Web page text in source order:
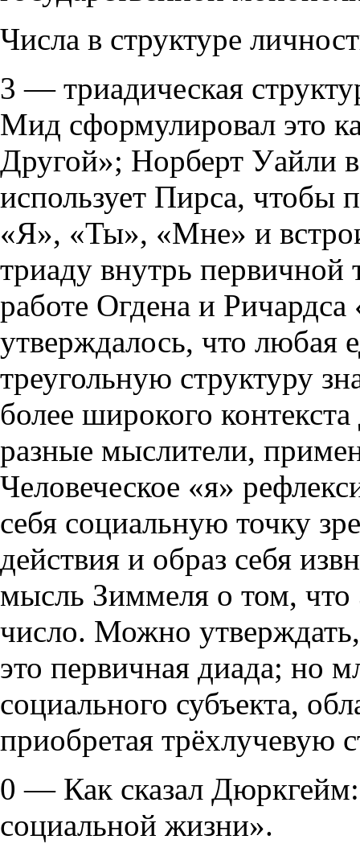
Числа в структуре
3 — триадическая
Мид сформулировал это
Другой»; Норберт Уайли
использует Пирса, чтобы
«Я», «Ты», «Мне» и
триаду внутрь первичной
работе Огдена и
утверждалось, что любая
треугольную структуру
более широкого
разные мыслители,
Человеческое «я»
себя социальную точку
действия и образ себя
мысль Зиммеля о том,
число. Можно
это первичная диада; но
социального субъекта,
приобретая трёхлучевую
0 — Как сказал
социальной жизни».